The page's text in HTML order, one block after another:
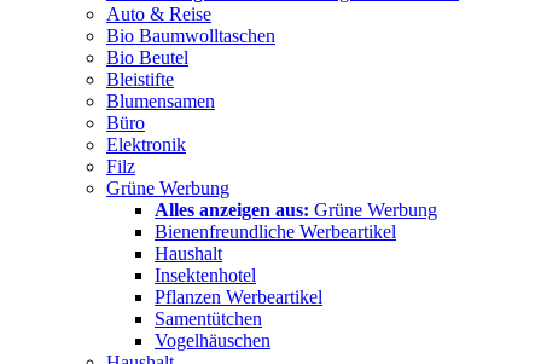
Auto & Reise
Bio Baumwolltaschen
Bio Beutel
Bleistifte
Blumensamen
Büro
Elektronik
Filz
Grüne Werbung
Alles anzeigen aus: Grüne Werbung
Bienenfreundliche Werbeartikel
Haushalt
Insektenhotel
Pflanzen Werbeartikel
Samentütchen
Vogelhäuschen